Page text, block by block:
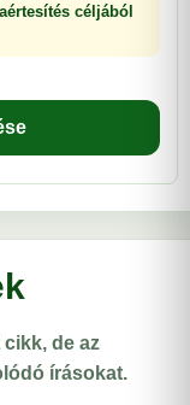
céljából
de az
írásokat.